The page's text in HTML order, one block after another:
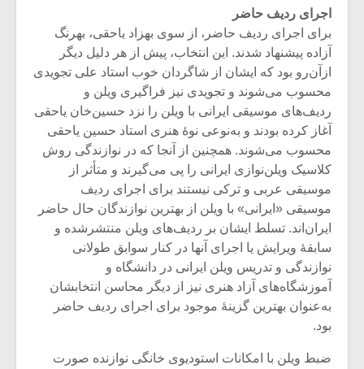
اجرای ردیف حاضر
برای اجرای ردیف حاضر، از سوی بهزاد یاحقی، بهرنگ
آزاده پیشنهاد شدند. این انتخاب، پیش از هر دلیل دیگر
ازآن‌رو بود که ایشان از شاگردان خوب استاد علی تجویدی
محسوب می‌شوند و تجویدی نیز فراگیری ویلن و
ردیف‌های موسیقی ایرانی با ویلن را نزد حسین‌خان یاحقی
آغاز کرده‌ بودند و به‌نوعی نوۀ هنری استاد حسین یاحقی
محسوب می‌شوند. همچنین از آنجا که در نوازندگی روش
کلاسیک ویلن‌نوازی ایرانی را پی می‌گیرند و متأثر از
موسیقی عربی و ترکی نیستند برای اجرای ردیف
موسیقی «ایرانی» با ویلن از بهترین نوازندگان حال حاضر
ایران‌اند. تسلط ایشان بر ردیف‌های ویلن منتشرشده و
سابقۀ ویرایش یا اجرای آنها در کنار سوابق طولانی
نوازندگی و تدریس ویلن ایرانی در دانشگاه و
آموزشگاه‌های آزاد هنری نیز از دیگر محاسن انتخابشان
به‌عنوان بهترین گزینۀ موجود برای اجرای ردیف حاضر
بود.
ضبط ویلن با امکانات استودیوی خانگی نوازنده صورت